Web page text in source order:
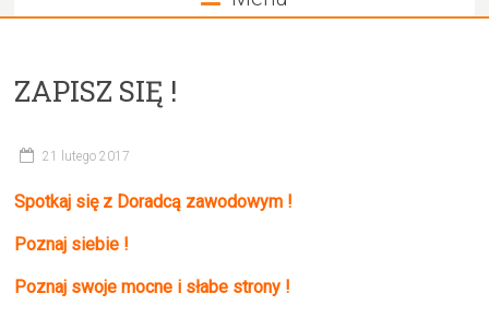
ZAPISZ SIĘ !
21 lutego 2017
Spotkaj się z Doradcą zawodowym !
Poznaj siebie !
Poznaj swoje mocne i słabe strony !